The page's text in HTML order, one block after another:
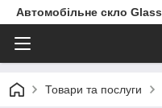
Автомобільне скло
Товари та послуги